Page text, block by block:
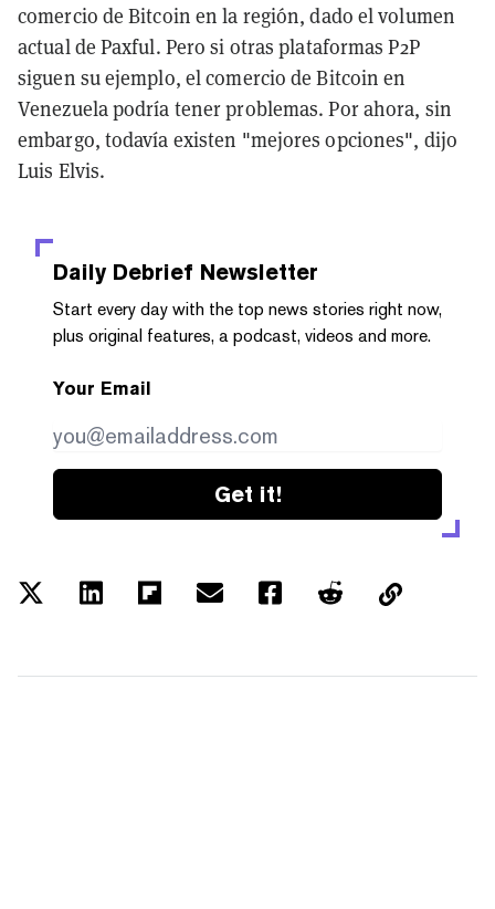
comercio de Bitcoin en la región, dado el volumen
actual de Paxful. Pero si otras plataformas P2P
siguen su ejemplo, el comercio de Bitcoin en
Venezuela podría tener problemas. Por ahora, sin
embargo, todavía existen "mejores opciones", dijo
Luis Elvis.
Daily Debrief Newsletter
Start every day with the top news stories right now,
plus original features, a podcast, videos and more.
Your Email
Get it!